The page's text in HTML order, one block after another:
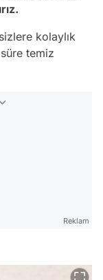
kolaylık
temiz
Reklam